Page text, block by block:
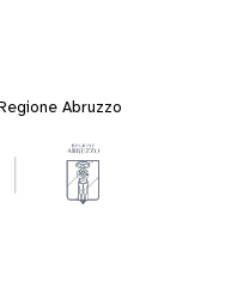
Abruzzo